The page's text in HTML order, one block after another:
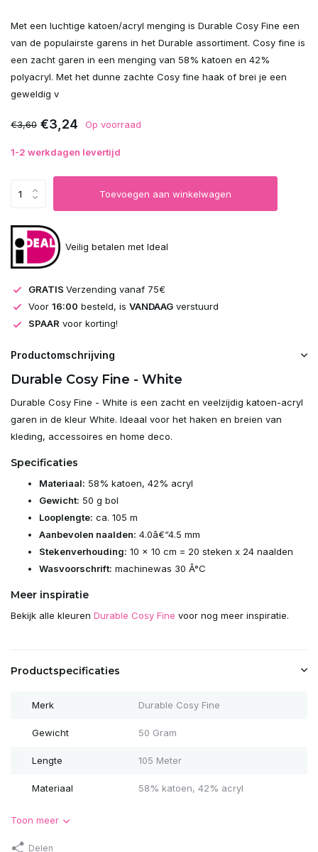
Met een luchtige katoen/acryl menging is Durable Cosy Fine een
van de populairste garens in het Durable assortiment. Cosy fine is
een zacht garen in een menging van 58% katoen en 42%
polyacryl. Met het dunne zachte Cosy fine haak of brei je een
geweldig v
€3,60 €3,24 Op voorraad
1-2 werkdagen levertijd
Toevoegen aan winkelwagen
Veilig betalen met Ideal
GRATIS Verzending vanaf 75€
Voor 16:00 besteld, is VANDAAG verstuurd
SPAAR voor korting!
Productomschrijving
Durable Cosy Fine - White
Durable Cosy Fine - White is een zacht en veelzijdig katoen-acryl
garen in de kleur White. Ideaal voor het haken en breien van
kleding, accessoires en home deco.
Specificaties
Materiaal: 58% katoen, 42% acryl
Gewicht: 50 g bol
Looplengte: ca. 105 m
Aanbevolen naalden: 4.0â€“4.5 mm
Stekenverhouding: 10 x 10 cm = 20 steken x 24 naalden
Wasvoorschrift: machinewas 30 Â°C
Meer inspiratie
Bekijk alle kleuren Durable Cosy Fine voor nog meer inspiratie.
Productspecificaties
Merk Durable Cosy Fine
Gewicht 50 Gram
Lengte 105 Meter
Materiaal 58% katoen, 42% acryl
Toon meer
Delen